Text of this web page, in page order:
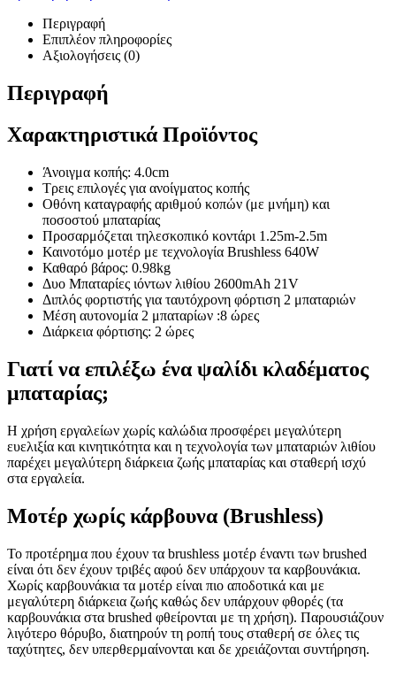
Περιγραφή
Επιπλέον πληροφορίες
Αξιολογήσεις (0)
Περιγραφή
Χαρακτηριστικά Προϊόντος
Άνοιγμα κοπής: 4.0cm
Τρεις επιλογές για ανοίγματος κοπής
Οθόνη καταγραφής αριθμού κοπών (με μνήμη) και
ποσοστού μπαταρίας
Προσαρμόζεται τηλεσκοπικό κοντάρι 1.25m-2.5m
Καινοτόμο μοτέρ με τεχνολογία Brushless 640W
Καθαρό βάρος: 0.98kg
Δυο Μπαταρίες ιόντων λιθίου 2600mAh 21V
Διπλός φορτιστής για ταυτόχρονη φόρτιση 2 μπαταριών
Μέση αυτονομία 2 μπαταρίων :8 ώρες
Διάρκεια φόρτισης: 2 ώρες
Γιατί να επιλέξω ένα ψαλίδι κλαδέματος
μπαταρίας;
Η χρήση εργαλείων χωρίς καλώδια προσφέρει μεγαλύτερη
ευελιξία και κινητικότητα και η τεχνολογία των μπαταριών λιθίου
παρέχει μεγαλύτερη διάρκεια ζωής μπαταρίας και σταθερή ισχύ
στα εργαλεία.
Μοτέρ χωρίς κάρβουνα (Brushless)
Το προτέρημα που έχουν τα brushless μοτέρ έναντι των brushed
είναι ότι δεν έχουν τριβές αφού δεν υπάρχουν τα καρβουνάκια.
Χωρίς καρβουνάκια τα μοτέρ είναι πιο αποδοτικά και με
μεγαλύτερη διάρκεια ζωής καθώς δεν υπάρχουν φθορές (τα
καρβουνάκια στα brushed φθείρονται με τη χρήση). Παρουσιάζουν
λιγότερο θόρυβο, διατηρούν τη ροπή τους σταθερή σε όλες τις
ταχύτητες, δεν υπερθερμαίνονται και δε χρειάζονται συντήρηση.